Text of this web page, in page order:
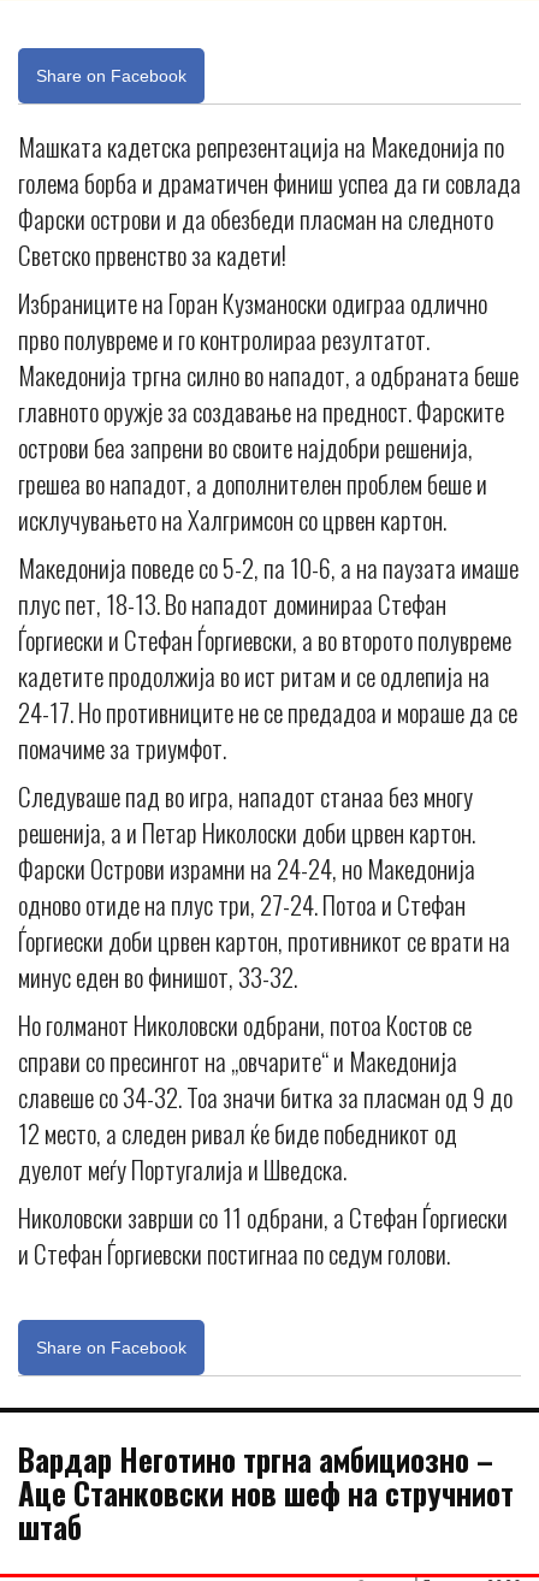
Share on Facebook
Машката кадетска репрезентација на Македонија по
голема борба и драматичен финиш успеа да ги совлада
Фарски острови и да обезбеди пласман на следното
Светско првенство за кадети!
Избраниците на Горан Кузманоски одиграа одлично
прво полувреме и го контролираа резултатот.
Македонија тргна силно во нападот, а одбраната беше
главното оружје за создавање на предност. Фарските
острови беа запрени во своите најдобри решенија,
грешеа во нападот, а дополнителен проблем беше и
исклучувањето на Халгримсон со црвен картон.
Македонија поведе со 5-2, па 10-6, а на паузата имаше
плус пет, 18-13. Во нападот доминираа Стефан
Ѓоргиески и Стефан Ѓоргиевски, а во второто полувреме
кадетите продолжија во ист ритам и се одлепија на
24-17. Но противниците не се предадоа и мораше да се
помачиме за триумфот.
Следуваше пад во игра, нападот станаа без многу
решенија, а и Петар Николоски доби црвен картон.
Фарски Острови израмни на 24-24, но Македонија
одново отиде на плус три, 27-24. Потоа и Стефан
Ѓоргиески доби црвен картон, противникот се врати на
минус еден во финишот, 33-32.
Но голманот Николовски одбрани, потоа Костов се
справи со пресингот на „овчарите“ и Македонија
славеше со 34-32. Тоа значи битка за пласман од 9 до
12 место, а следен ривал ќе биде победникот од
дуелот меѓу Португалија и Шведска.
Николовски заврши со 11 одбрани, а Стефан Ѓоргиески
и Стефан Ѓоргиевски постигнаа по седум голови.
Share on Facebook
Вардар Неготино тргна амбициозно –
Аце Станковски нов шеф на стручниот
штаб